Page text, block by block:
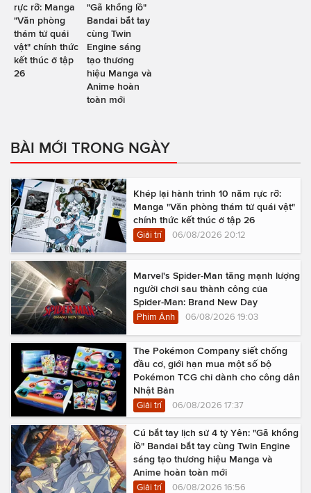
rực rỡ: Manga
"Văn phòng
thám tử quái
vật" chính thức
kết thúc ở tập
26
"Gã khổng lồ"
Bandai bắt tay
cùng Twin
Engine sáng
tạo thương
hiệu Manga và
Anime hoàn
toàn mới
BÀI MỚI TRONG NGÀY
Khép lại hành trình 10 năm rực rỡ:
Manga "Văn phòng thám tử quái vật"
chính thức kết thúc ở tập 26
Giải trí 06/08/2026 20:12
Marvel's Spider-Man tăng mạnh lượng
người chơi sau thành công của
Spider-Man: Brand New Day
Phim Ảnh 06/08/2026 19:03
The Pokémon Company siết chống
đầu cơ, giới hạn mua một số bộ
Pokémon TCG chỉ dành cho công dân
Nhật Bản
Giải trí 06/08/2026 17:37
Cú bắt tay lịch sử 4 tỷ Yên: "Gã khổng
lồ" Bandai bắt tay cùng Twin Engine
sáng tạo thương hiệu Manga và
Anime hoàn toàn mới
Giải trí 06/08/2026 16:56